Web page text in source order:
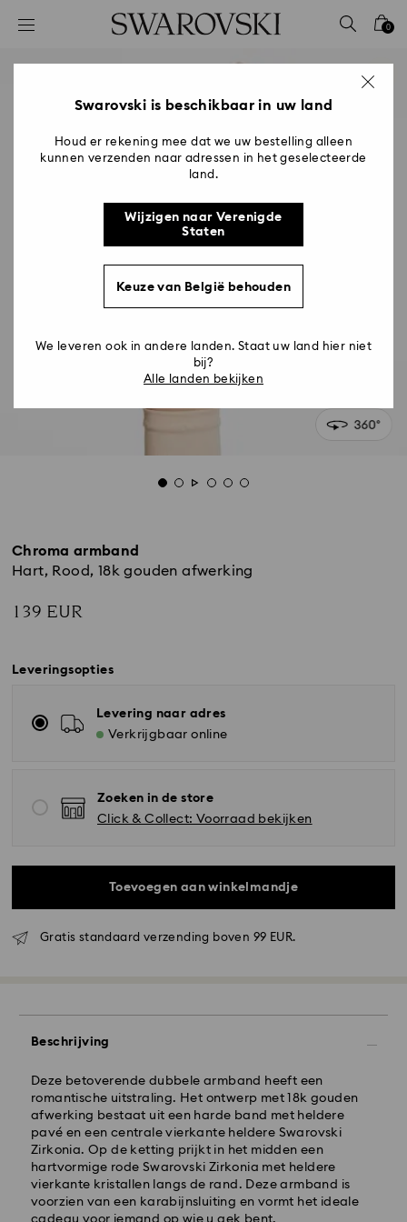
Lijst met toegangscodes
2 - Voettekst
0
Chroma armband
Hart, Rood, ‎18k gouden afwerking
139 EUR
Leveringsopties
Levering naar adres
Verkrijgbaar online
Zoeken in de store
Click & Collect: Voorraad bekijken
Toevoegen aan winkelmandje
Gratis standaard verzending boven 99 EUR.
Beschrijving
Deze betoverende dubbele armband heeft een
romantische uitstraling. Het ontwerp met 18k gouden
afwerking bestaat uit een harde band met heldere
pavé en een centrale vierkante heldere Swarovski
Zirkonia. Op de ketting prijkt in het midden een
hartvormige rode Swarovski Zirkonia met heldere
vierkante kristallen langs de rand. Deze armband is
voorzien van een karabijnsluiting en vormt het ideale
cadeau voor iemand op wie u gek bent.
Bestellingen geplaatst van maandag tot vrijdag voor
10:00 uur CET zullen de dezelfde werkdag
worden verwerkt en verzonden.
Standaard verzending tijd: 2 werkdag na verwerking
en verzending
Standaard verzending : EUR 6.95
Gratis standaard verzending bij meer dan EUR 99
Swarovski is beschikbaar in uw land
Houd er rekening mee dat we uw bestelling alleen
kunnen verzenden naar adressen in het geselecteerde
land.
Wijzigen naar Verenigde
Staten
Keuze van België behouden
We leveren ook in andere landen. Staat uw land hier niet
bij?
Alle landen bekijken